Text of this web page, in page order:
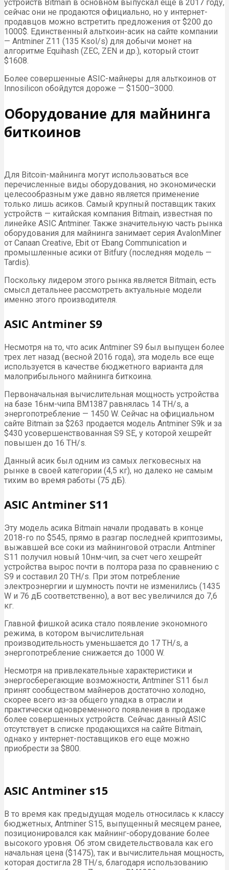
устройств Bitmain в основном выпускал еще в 2017 году,
сейчас они не продаются официально, но у интернет-
продавцов можно встретить предложения от $200 до
1000$. Единственный альткоин-асик на сайте компании
— Antminer Z11 (135 Ksol/s) для добычи монет на
алгоритме Equihash (ZEC, ZEN и др.), который стоит
$1608.
Более совершенные ASIC-майнеры для альткоинов от
Innosilicon обойдутся дороже — $1500–3000.
Оборудование для майнинга
биткоинов
Для Bitcoin-майнинга могут использоваться все
перечисленные виды оборудования, но экономически
целесообразным уже давно является применение
только лишь асиков. Самый крупный поставщик таких
устройств — китайская компания Bitmain, известная по
линейке ASIC Antminer. Также значительную часть рынка
оборудования для майнинга занимает серия AvalonMiner
от Canaan Creative, Ebit от Ebang Communication и
промышленные асики от Bitfury (последняя модель —
Tardis).
Поскольку лидером этого рынка является Bitmain, есть
смысл детальнее рассмотреть актуальные модели
именно этого производителя.
ASIC Antminer S9
Несмотря на то, что асик Antminer S9 был выпущен более
трех лет назад (весной 2016 года), эта модель все еще
используется в качестве бюджетного варианта для
малоприбыльного майнинга биткоина.
Первоначальная вычислительная мощность устройства
на базе 16нм-чипа BM1387 равнялась 14 TH/s, а
энергопотребление — 1450 W. Сейчас на официальном
сайте Bitmain за $263 продается модель Antminer S9k и за
$430 усовершенствованная S9 SE, у которой хешрейт
повышен до 16 TH/s.
Данный асик был одним из самых легковесных на
рынке в своей категории (4,5 кг), но далеко не самым
тихим во время работы (75 дБ).
ASIC Antminer S11
Эту модель асика Bitmain начали продавать в конце
2018-го по $545, прямо в разгар последней криптозимы,
выжавшей все соки из майнинговой отрасли. Antminer
S11 получил новый 10нм-чип, за счет чего хешрейт
устройства вырос почти в полтора раза по сравнению с
S9 и составил 20 TH/s. При этом потребление
электроэнергии и шумность почти не изменились (1435
W и 76 дБ соответственно), а вот вес увеличился до 7,6
кг.
Главной фишкой асика стало появление экономного
режима, в котором вычислительная
производительность уменьшается до 17 TH/s, а
энергопотребление снижается до 1000 W.
Несмотря на привлекательные характеристики и
энергосберегающие возможности, Antminer S11 был
принят сообществом майнеров достаточно холодно,
скорее всего из-за общего упадка в отрасли и
практически одновременного появления в продаже
более совершенных устройств. Сейчас данный ASIC
отсутствует в списке продающихся на сайте Bitmain,
однако у интернет-поставщиков его еще можно
приобрести за $800.
ASIC Antminer s15
В то время как предыдущая модель относилась к классу
бюджетных, Antminer S15, выпущенный месяцем ранее,
позиционировался как майнинг-оборудование более
высокого уровня. Об этом свидетельствовала как его
начальная цена ($1475), так и вычислительная мощность,
которая достигла 28 TH/s, благодаря использованию